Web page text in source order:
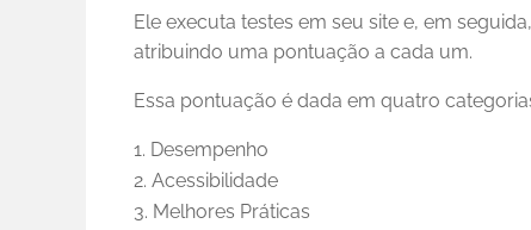
Ele executa testes em seu site e, em
atribuindo uma pontuação a cada um.
Essa pontuação é dada em quatro
Desempenho
Acessibilidade
Melhores Práticas